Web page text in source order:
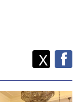
Споделете
X